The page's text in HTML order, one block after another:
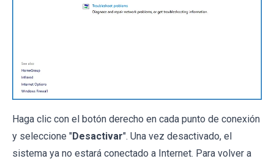
Haga clic con el botón derecho en cada punto de conexión
y seleccione "Desactivar". Una vez desactivado, el
sistema ya no estará conectado a Internet. Para volver a